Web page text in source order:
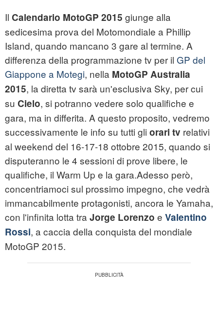
Il Calendario MotoGP 2015 giunge alla
sedicesima prova del Motomondiale a Phillip
Island, quando mancano 3 gare al termine. A
differenza della programmazione tv per il GP del
Giappone a Motegi, nella MotoGP Australia
2015, la diretta tv sarà un'esclusiva Sky, per cui
su Cielo, si potranno vedere solo qualifiche e
gara, ma in differita. A questo proposito, vedremo
successivamente le info su tutti gli orari tv relativi
al weekend del 16-17-18 ottobre 2015, quando si
disputeranno le 4 sessioni di prove libere, le
qualifiche, il Warm Up e la gara.Adesso però,
concentriamoci sul prossimo impegno, che vedrà
immancabilmente protagonisti, ancora le Yamaha,
con l'infinita lotta tra Jorge Lorenzo e Valentino
Rossi, a caccia della conquista del mondiale
MotoGP 2015.